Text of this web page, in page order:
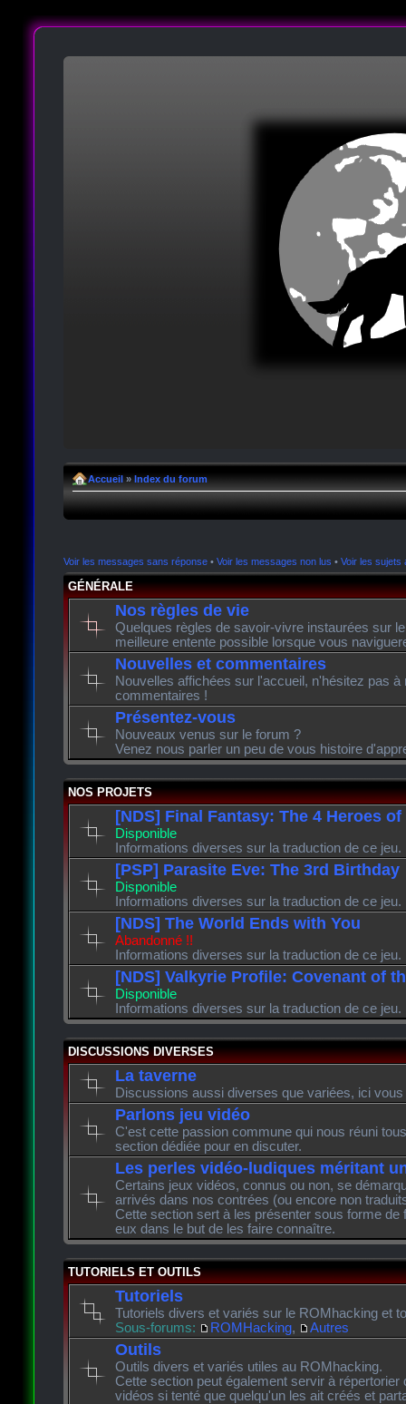
Accueil » Index du forum
Voir les messages sans réponse • Voir les messages non lus • Voir les sujets
GÉNÉRALE
Nos règles de vie
Quelques règles de savoir-vivre instaurées sur
meilleure entente possible lorsque vous
Nouvelles et commentaires
Nouvelles affichées sur l'accueil, n'hésitez pas à
commentaires !
Présentez-vous
Nouveaux venus sur le forum ?
Venez nous parler un peu de vous histoire
NOS PROJETS
[NDS] Final Fantasy: The 4 Heroes
Disponible
Informations diverses sur la traduction de ce jeu.
[PSP] Parasite Eve: The 3rd Birthday
Disponible
Informations diverses sur la traduction de ce jeu.
[NDS] The World Ends with You
Abandonné !!
Informations diverses sur la traduction de ce jeu.
[NDS] Valkyrie Profile: Covenant of
Disponible
Informations diverses sur la traduction de ce jeu.
DISCUSSIONS DIVERSES
La taverne
Discussions aussi diverses que variées, ici
Parlons jeu vidéo
C'est cette passion commune qui nous réuni
section dédiée pour en discuter.
Les perles vidéo-ludiques méritant
Certains jeux vidéos, connus ou non, se
arrivés dans nos contrées (ou encore non
Cette section sert à les présenter sous forme de
eux dans le but de les faire connaître.
TUTORIELS ET OUTILS
Tutoriels
Tutoriels divers et variés sur le ROMhacking et
Sous-forums:
ROMHacking, Autres
Outils
Outils divers et variés utiles au ROMhacking.
Cette section peut également servir à
vidéos si tenté que quelqu'un les ait créés et